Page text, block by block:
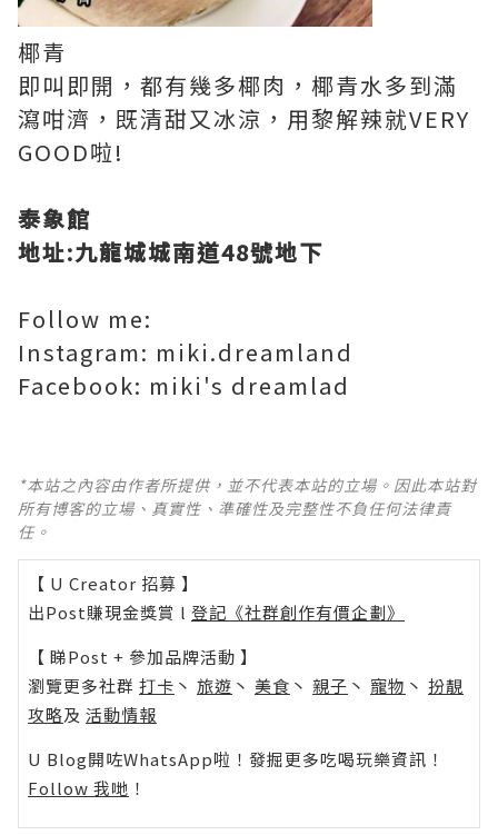
椰青
即叫即開，都有幾多椰肉，椰青水多到滿
瀉咁濟，既清甜又冰涼，用黎解辣就VERY
GOOD啦!
泰象館
地址:九龍城城南道48號地下
Follow me:
Instagram: miki.dreamland
Facebook: miki's dreamlad
*本站之內容由作者所提供，並不代表本站的立場。因此本站對
所有博客的立場、真實性、準確性及完整性不負任何法律責
任。
【 U Creator 招募 】
出Post賺現金獎賞 l 登記《社群創作有價企劃》
【 睇Post + 參加品牌活動 】
瀏覽更多社群 打卡 丶 旅遊 丶 美食 丶 親子 丶 寵物 丶 扮靚
攻略及 活動情報
U Blog開咗WhatsApp啦！發掘更多吃喝玩樂資訊！
Follow 我哋 ！